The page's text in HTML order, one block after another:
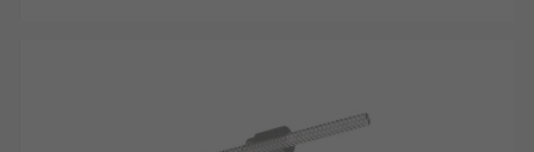
aufgrund ihrer Zuverlässigkeit und
Präzision in verschiedenen Systemen und